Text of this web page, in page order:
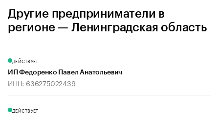
Другие предприниматели в
регионе — Ленинградская область
ДЕЙСТВУЕТ
ИП Федоренко Павел Анатольевич
ИНН: 636275022439
ДЕЙСТВУЕТ